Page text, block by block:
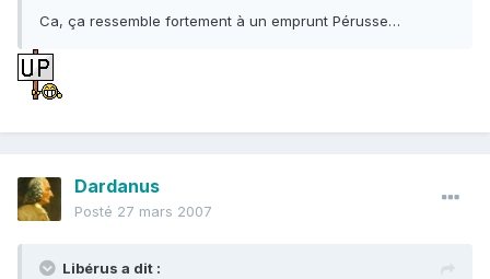
Ca, ça ressemble fortement à un emprunt Pérusse…
Dardanus
Posté 27 mars 2007
Libérus a dit :